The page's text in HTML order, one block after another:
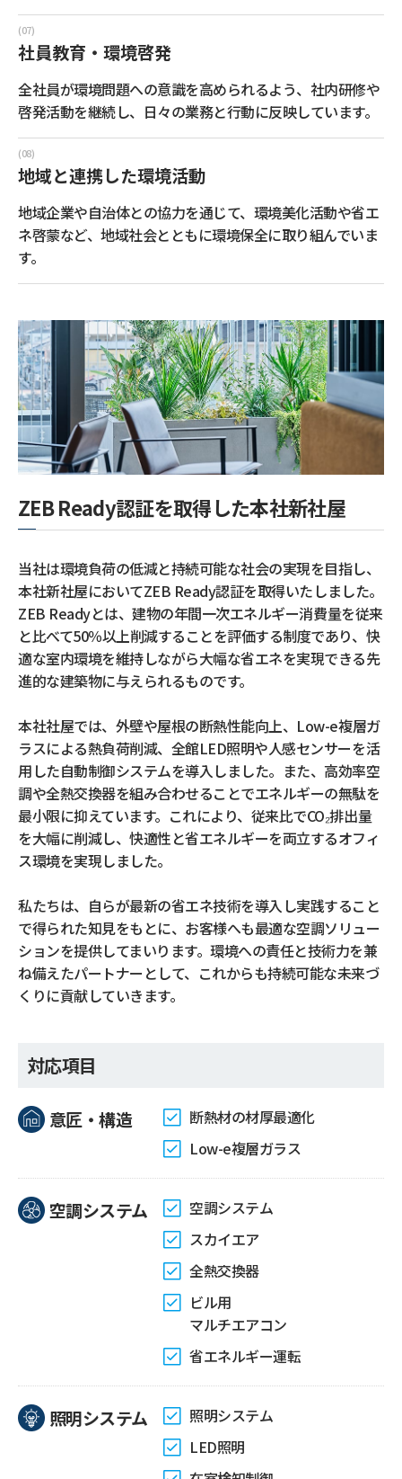
社員教育・環境啓発
全社員が環境問題への意識を高められるよう、社内研修や
啓発活動を継続し、日々の業務と行動に反映しています。
地域と連携した環境活動
地域企業や自治体との協力を通じて、環境美化活動や省エ
ネ啓蒙など、地域社会とともに環境保全に取り組んでいま
す。
ZEB Ready認証を取得した本社新社屋
当社は環境負荷の低減と持続可能な社会の実現を目指し、
本社新社屋においてZEB Ready認証を取得いたしました。
ZEB Readyとは、建物の年間一次エネルギー消費量を従来
と比べて50％以上削減することを評価する制度であり、快
適な室内環境を維持しながら大幅な省エネを実現できる先
進的な建築物に与えられるものです。
本社社屋では、外壁や屋根の断熱性能向上、Low-e複層ガ
ラスによる熱負荷削減、全館LED照明や人感センサーを活
用した自動制御システムを導入しました。また、高効率空
調や全熱交換器を組み合わせることでエネルギーの無駄を
最小限に抑えています。これにより、従来比でCO₂排出量
を大幅に削減し、快適性と省エネルギーを両立するオフィ
ス環境を実現しました。
私たちは、自らが最新の省エネ技術を導入し実践すること
で得られた知見をもとに、お客様へも最適な空調ソリュー
ションを提供してまいります。環境への責任と技術力を兼
ね備えたパートナーとして、これからも持続可能な未来づ
くりに貢献していきます。
対応項目
意匠・構造
断熱材の材厚最適化
Low-e複層ガラス
空調システム
空調システム
スカイエア
全熱交換器
ビル用
マルチエアコン
省エネルギー運転
照明システム
照明システム
LED照明